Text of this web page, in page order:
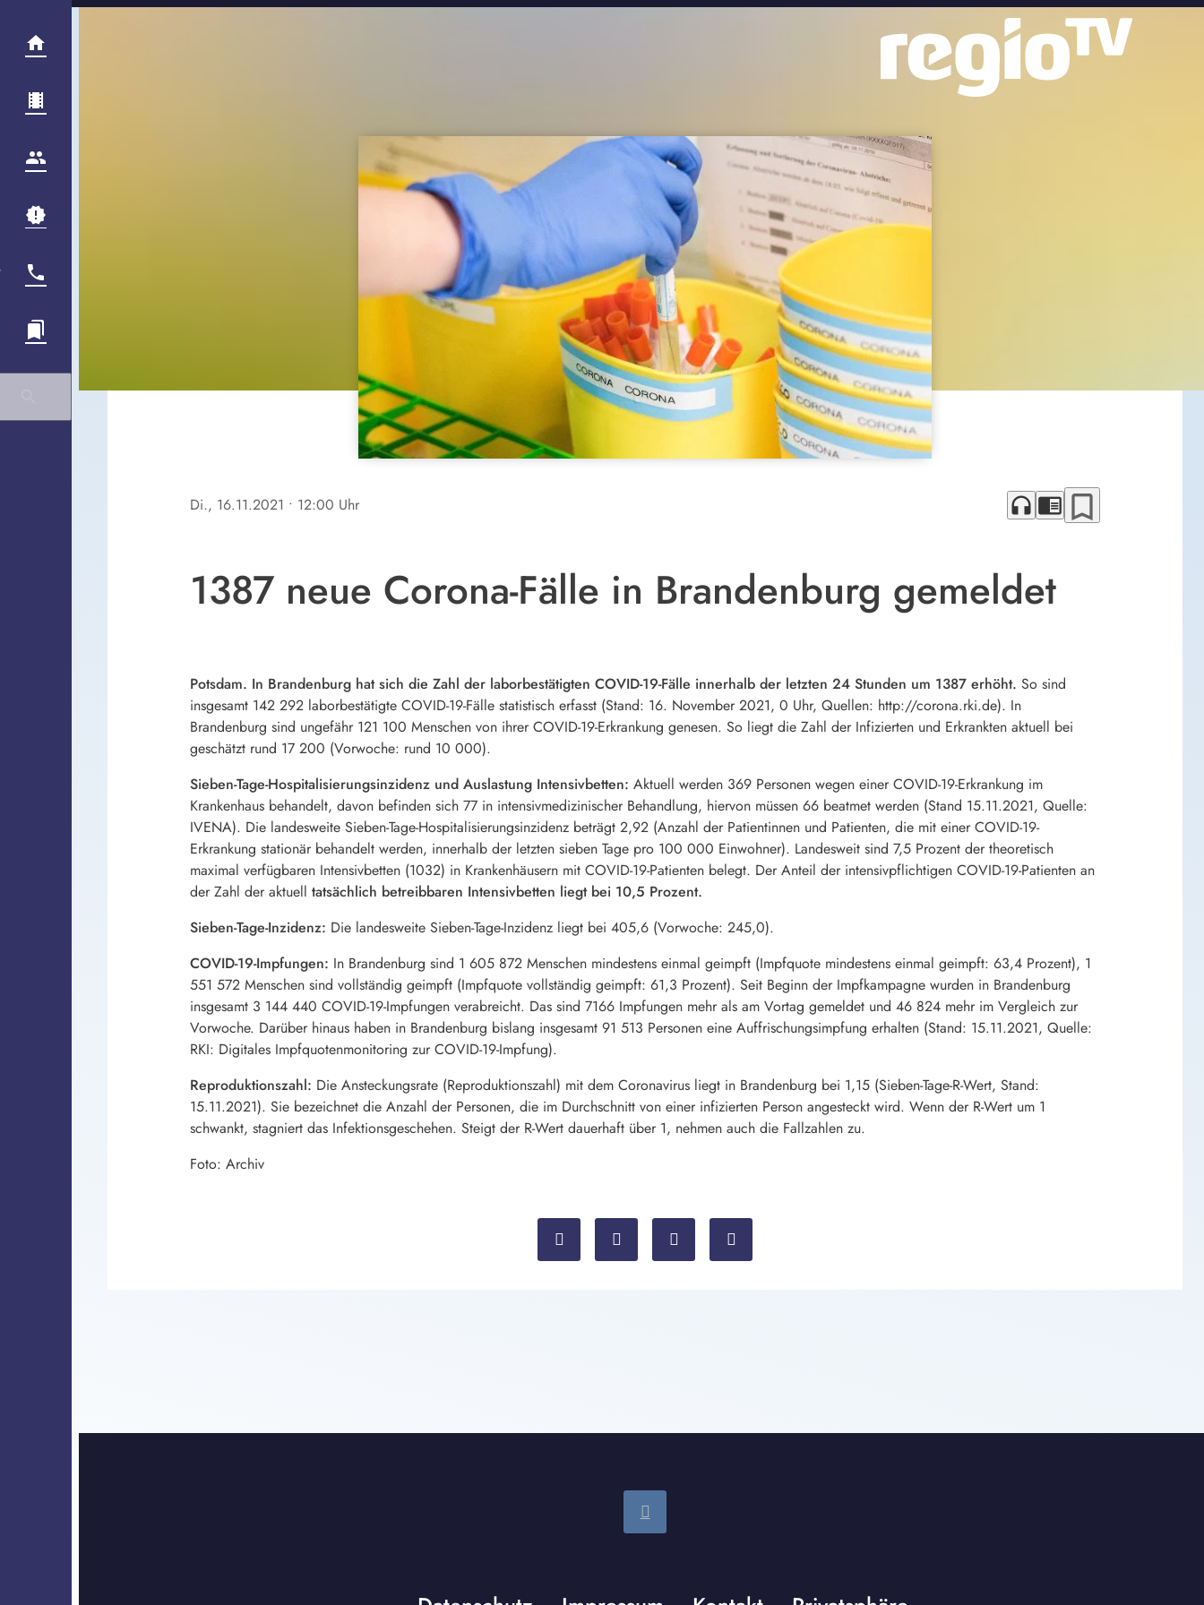
Di., 16.11.2021 • 12:00 Uhr headphones chrome_reader_mode bookmark_border
1387 neue Corona-Fälle in Brandenburg gemeldet
Potsdam. In Brandenburg hat sich die Zahl der laborbestätigten COVID-19-Fälle innerhalb der letzten 24 Stunden um 1387 erhöht. So sind
insgesamt 142 292 laborbestätigte COVID-19-Fälle statistisch erfasst (Stand: 16. November 2021, 0 Uhr, Quellen: http://corona.rki.de). In
Brandenburg sind ungefähr 121 100 Menschen von ihrer COVID-19-Erkrankung genesen. So liegt die Zahl der Infizierten und Erkrankten aktuell bei
geschätzt rund 17 200 (Vorwoche: rund 10 000).
Sieben-Tage-Hospitalisierungsinzidenz und Auslastung Intensivbetten: Aktuell werden 369 Personen wegen einer COVID-19-Erkrankung im
Krankenhaus behandelt, davon befinden sich 77 in intensivmedizinischer Behandlung, hiervon müssen 66 beatmet werden (Stand 15.11.2021, Quelle:
IVENA). Die landesweite Sieben-Tage-Hospitalisierungsinzidenz beträgt 2,92 (Anzahl der Patientinnen und Patienten, die mit einer COVID-19-
Erkrankung stationär behandelt werden, innerhalb der letzten sieben Tage pro 100 000 Einwohner). Landesweit sind 7,5 Prozent der theoretisch
maximal verfügbaren Intensivbetten (1032) in Krankenhäusern mit COVID-19-Patienten belegt. Der Anteil der intensivpflichtigen COVID-19-Patienten an
der Zahl der aktuell tatsächlich betreibbaren Intensivbetten liegt bei 10,5 Prozent.
Sieben-Tage-Inzidenz: Die landesweite Sieben-Tage-Inzidenz liegt bei 405,6 (Vorwoche: 245,0).
COVID-19-Impfungen: In Brandenburg sind 1 605 872 Menschen mindestens einmal geimpft (Impfquote mindestens einmal geimpft: 63,4 Prozent), 1
551 572 Menschen sind vollständig geimpft (Impfquote vollständig geimpft: 61,3 Prozent). Seit Beginn der Impfkampagne wurden in Brandenburg
insgesamt 3 144 440 COVID-19-Impfungen verabreicht. Das sind 7166 Impfungen mehr als am Vortag gemeldet und 46 824 mehr im Vergleich zur
Vorwoche. Darüber hinaus haben in Brandenburg bislang insgesamt 91 513 Personen eine Auffrischungsimpfung erhalten (Stand: 15.11.2021, Quelle:
RKI: Digitales Impfquotenmonitoring zur COVID-19-Impfung).
Reproduktionszahl: Die Ansteckungsrate (Reproduktionszahl) mit dem Coronavirus liegt in Brandenburg bei 1,15 (Sieben-Tage-R-Wert, Stand:
15.11.2021). Sie bezeichnet die Anzahl der Personen, die im Durchschnitt von einer infizierten Person angesteckt wird. Wenn der R-Wert um 1
schwankt, stagniert das Infektionsgeschehen. Steigt der R-Wert dauerhaft über 1, nehmen auch die Fallzahlen zu.
Foto: Archiv